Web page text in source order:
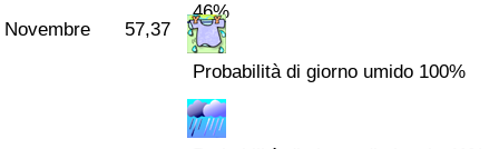
Novembre 57,37
46%
Probabilità di giorno umido 100%